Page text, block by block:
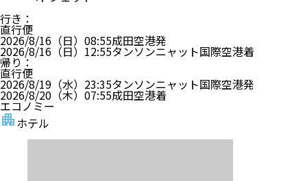
行き ：
直行便
2026/8/16（日） 08:55成田空港発
2026/8/16（日） 12:55タンソンニャット国際空港着
帰り ：
直行便
2026/8/19（水） 23:35タンソンニャット国際空港発
2026/8/20（木） 07:55成田空港着
エコノミー
ホテル